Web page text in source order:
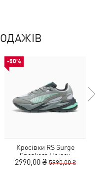
-50%
Кросівки RS Surge
Sneakers Unisex
2990,00 ₴ 5990,00 ₴